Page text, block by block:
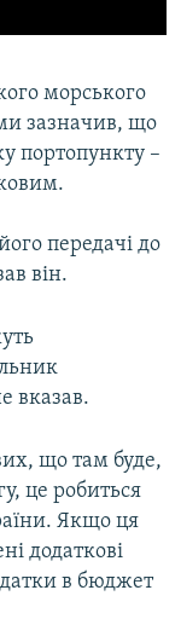
морського
зазначив, що
портопункту –
передачі до
він.
вказав.
що там буде,
це робиться
Якщо ця
додаткові
в бюджет